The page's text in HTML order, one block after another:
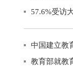
57.6%受访
中国建立教
教育部就教